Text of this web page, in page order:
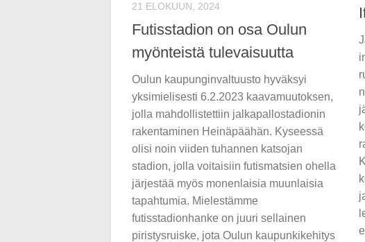
21 ELOKUUN, 2024
Futisstadion on osa Oulun
myönteistä tulevaisuutta
Oulun kaupunginvaltuusto hyväksyi
yksimielisesti 6.2.2023 kaavamuutoksen,
jolla mahdollistettiin jalkapallostadionin
rakentaminen Heinäpäähän. Kyseessä
olisi noin viiden tuhannen katsojan
stadion, jolla voitaisiin futismatsien ohella
järjestää myös monenlaisia muunlaisia
tapahtumia. Mielestämme
futisstadionhanke on juuri sellainen
piristysruiske, jota Oulun kaupunkikehitys